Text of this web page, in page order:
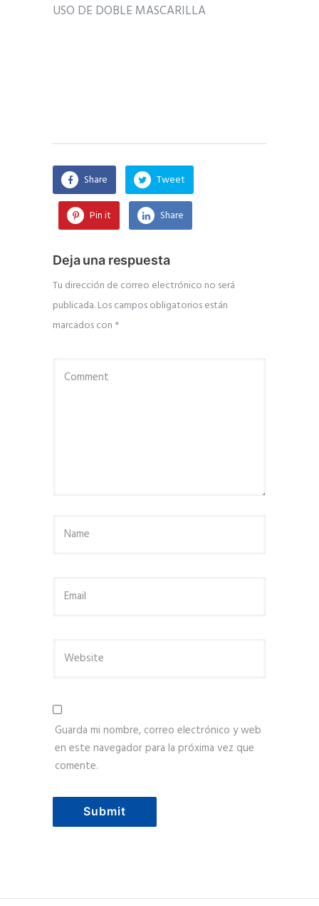
USO DE DOBLE MASCARILLA
Share Tweet
Pin it Share
Deja una respuesta
Tu dirección de correo electrónico no será
publicada.Los campos obligatorios están
marcados con *
Guarda mi nombre, correo electrónico y web
en este navegador para la próxima vez que
comente.